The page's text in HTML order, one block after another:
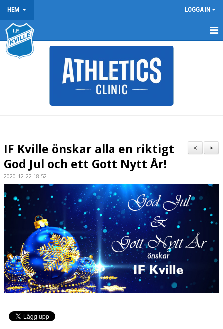
HEM LOGGA IN
HEM
ARRANGEMANG
KLUBBREKORD
KLÄDER
BOKNINGAR
>
<
IF Kville önskar alla en riktigt
God Jul och ett Gott Nytt År!
2020-12-22 18:52